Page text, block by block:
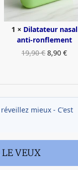
e
r
n
s
n
t
r
o
1 × Dilatateur nasal
anti-ronflement
19,90€ 8,90€
mieux - C'est
LE VEUX